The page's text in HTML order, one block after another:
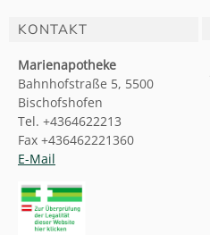
KONTAKT
Marienapotheke
Bahnhofstraße 5, 5500
Bischofshofen
Tel. +4364622213
Fax +436462221360
E-Mail